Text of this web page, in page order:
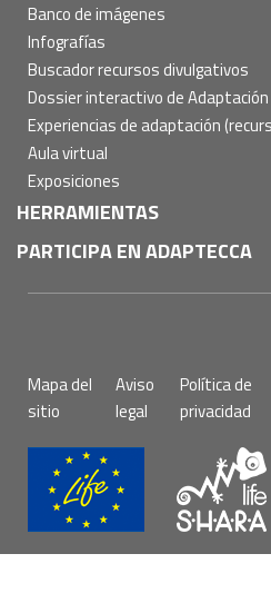
Banco de imágenes
Infografías
Buscador recursos divulgativos
Dossier interactivo de
Experiencias de adaptación
Aula virtual
Exposiciones
HERRAMIENTAS
PARTICIPA EN ADAPTECCA
de
página
Mapa del
sitio
Aviso
legal
Política de
privacidad